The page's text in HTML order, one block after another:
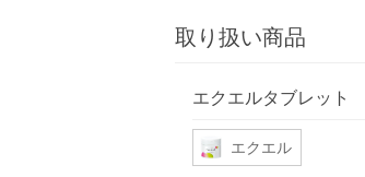
取り扱い商品
エクエルタブレット
エクエル